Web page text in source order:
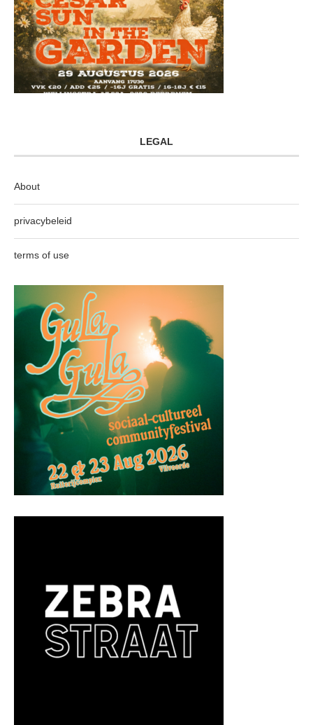
LEGAL
About
privacybeleid
terms of use